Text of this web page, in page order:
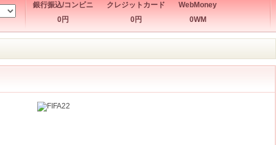
銀行振込/コンビニ
0円
クレジットカード
0円
WebMoney
0WM